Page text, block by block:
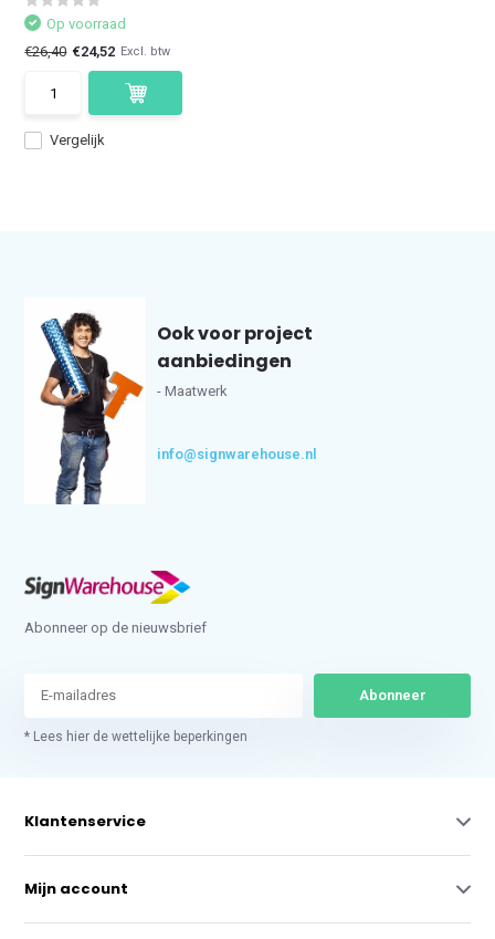
Vergelijk
Op voorraad
€26,40 €24,52 Excl. btw
Ook voor project
aanbiedingen
- Maatwerk
info@signwarehouse.nl
Abonneer op de nieuwsbrief
Abonneer
* Lees hier de wettelijke beperkingen
Klantenservice
Mijn account